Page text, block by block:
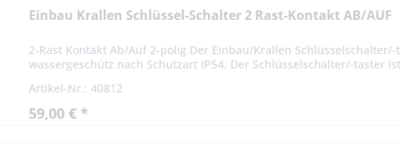
Einbau Krallen Schlüssel-Schalter 2 Rast-Kontakt AB/AUF
2-Rast Kontakt Ab/Auf 2-polig Der Einbau/Krallen
wassergeschütz nach Schutzart IP54. Der Schlüsselschalter/-taster
Artikel-Nr.: 40812
59,00 € *